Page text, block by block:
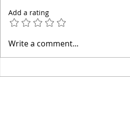
Add a rating
Write a comment...